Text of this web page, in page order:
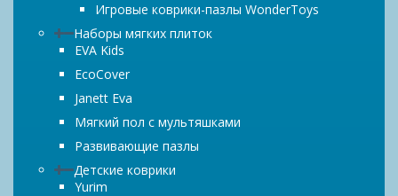
Игровые коврики-пазлы WonderToys
Наборы мягких плиток
EVA Kids
EcoCover
Janett Eva
Мягкий пол с мультяшками
Развивающие пазлы
Детские коврики
Yurim